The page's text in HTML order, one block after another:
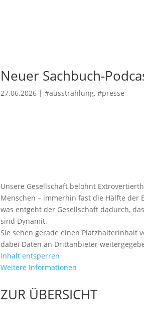
Neuer Sachbuch-
27.06.2026 |#ausstrahlung,#presse
Unsere Gesellschaft belohnt
Menschen – immerhin fast die Hälfte der
was entgeht der Gesellschaft dadurch,
sind Dynamit.
Sie sehen gerade einen Platzhalterinhalt
dabei Daten an Drittanbieter
Inhalt entsperren
Weitere Informationen
ZUR ÜBERSICHT